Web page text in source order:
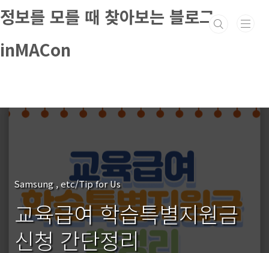
본문 바로가기
정보를 모를 때 찾아보는 블로그
inMACon
Samsung , etc/Tip for Us
교육급여 학습특별지원금
신청 간단정리